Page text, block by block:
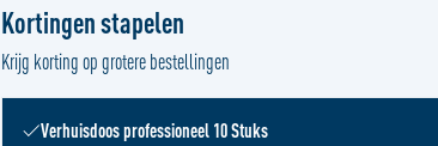
Kortingen stapelen
Krijg korting op grotere bestellingen
Verhuisdoos professioneel 10 Stuks